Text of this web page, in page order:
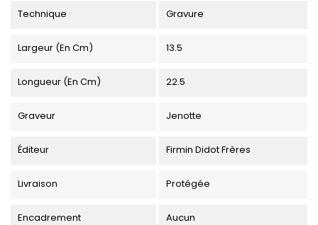
Technique Gravure
Largeur (en Cm) 13.5
Longueur (en Cm) 22.5
Graveur Jenotte
Éditeur Firmin Didot Frères
Livraison Protégée
Encadrement Aucun